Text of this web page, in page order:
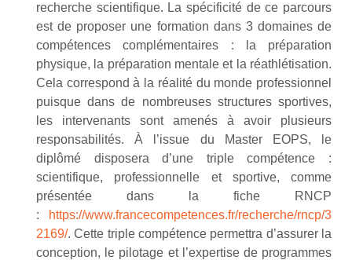
recherche scientifique. La spécificité de ce parcours
est de proposer une formation dans 3 domaines de
compétences complémentaires : la préparation
physique, la préparation mentale et la réathlétisation.
Cela correspond à la réalité du monde professionnel
puisque dans de nombreuses structures sportives,
les intervenants sont amenés à avoir plusieurs
responsabilités. À l’issue du Master EOPS, le
diplômé disposera d’une triple compétence :
scientifique, professionnelle et sportive, comme
présentée dans la fiche RNCP
:
https://www.francecompetences.fr/recherche/rncp/3
2169/. Cette triple compétence permettra d’assurer la
conception, le pilotage et l’expertise de programmes